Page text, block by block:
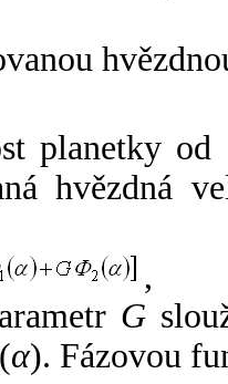
planetky od
hvězdná
,
G
(α). Fázovou